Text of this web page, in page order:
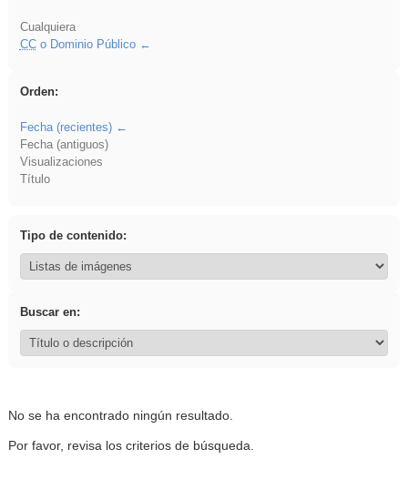
Cualquiera
CCo Dominio Público
Orden:
Fecha (recientes)
Fecha (antiguos)
Visualizaciones
Título
Tipo de contenido:
Buscar en:
No se ha encontrado ningún resultado.
Por favor, revisa los criterios de búsqueda.